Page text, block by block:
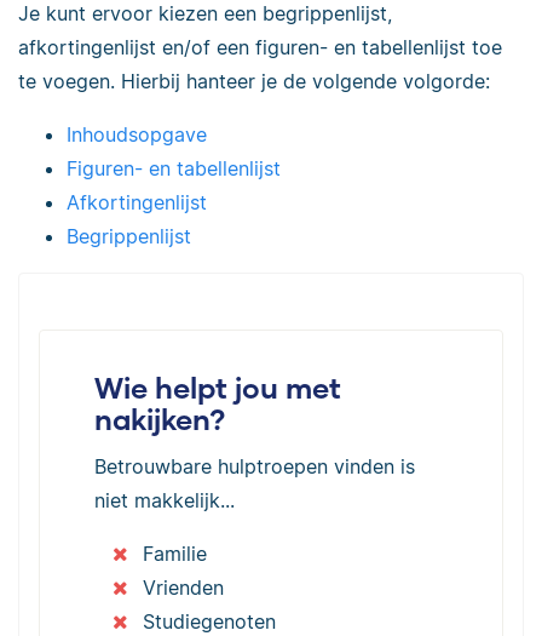
Je kunt ervoor kiezen een begrippenlijst,
afkortingenlijst en/of een figuren- en tabellenlijst toe
te voegen. Hierbij hanteer je de volgende volgorde:
Inhoudsopgave
Figuren- en tabellenlijst
Afkortingenlijst
Begrippenlijst
Wie helpt jou met
nakijken?
Betrouwbare hulptroepen vinden is
niet makkelijk...
Familie
Vrienden
Studiegenoten